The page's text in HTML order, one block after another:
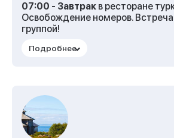
07:00 - Завтрак в ресторане
Освобождение номеров.
группой!
07:30 -Посадка на корабль.
Прибытие в бухту Благополучия.
транспортируются в гостиницу.